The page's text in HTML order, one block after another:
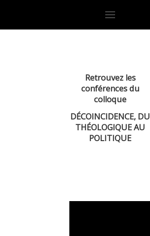
Retrouvez les
conférences du
colloque
DÉCOINCIDENCE, DU
THÉOLOGIQUE AU
POLITIQUE